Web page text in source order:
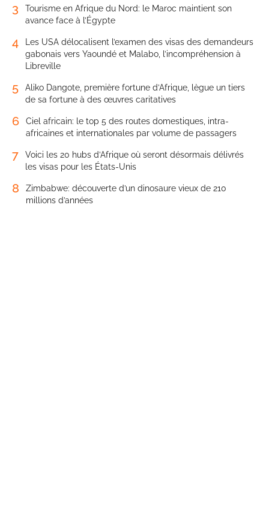
3
Tourisme en Afrique du Nord: le Maroc maintient son
avance face à l’Égypte
4
Les USA délocalisent l’examen des visas des demandeurs
gabonais vers Yaoundé et Malabo, l’incompréhension à
Libreville
5
Aliko Dangote, première fortune d’Afrique, lègue un tiers
de sa fortune à des œuvres caritatives
6
Ciel africain: le top 5 des routes domestiques, intra-
africaines et internationales par volume de passagers
7
Voici les 20 hubs d’Afrique où seront désormais délivrés
les visas pour les États-Unis
8
Zimbabwe: découverte d’un dinosaure vieux de 210
millions d’années